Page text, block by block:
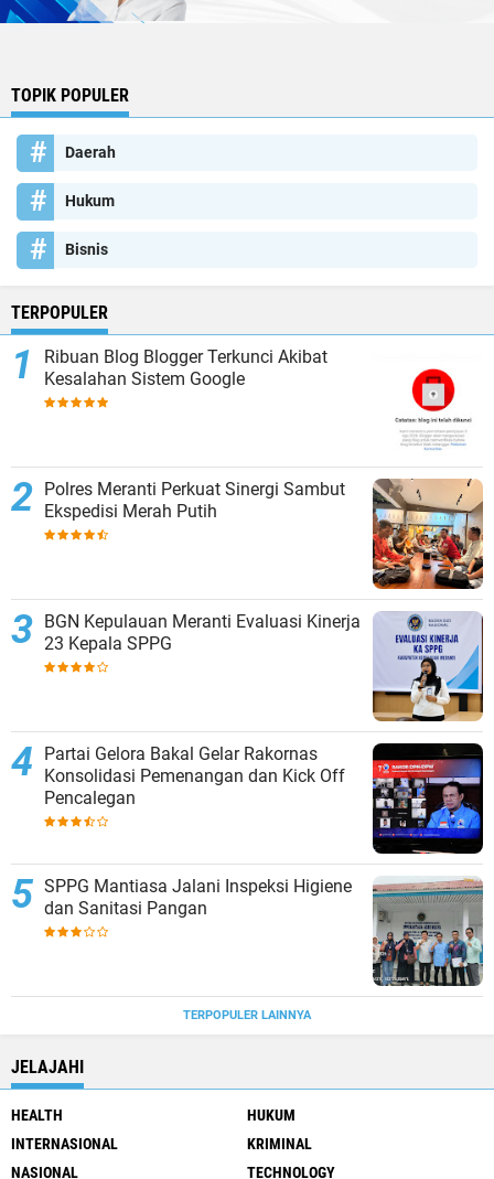
TOPIK POPULER
Daerah
Hukum
Bisnis
TERPOPULER
Ribuan Blog Blogger Terkunci Akibat
Kesalahan Sistem Google
Polres Meranti Perkuat Sinergi Sambut
Ekspedisi Merah Putih
BGN Kepulauan Meranti Evaluasi Kinerja
23 Kepala SPPG
Partai Gelora Bakal Gelar Rakornas
Konsolidasi Pemenangan dan Kick Off
Pencalegan
SPPG Mantiasa Jalani Inspeksi Higiene
dan Sanitasi Pangan
TERPOPULER LAINNYA
JELAJAHI
HEALTH
HUKUM
INTERNASIONAL
KRIMINAL
NASIONAL
TECHNOLOGY